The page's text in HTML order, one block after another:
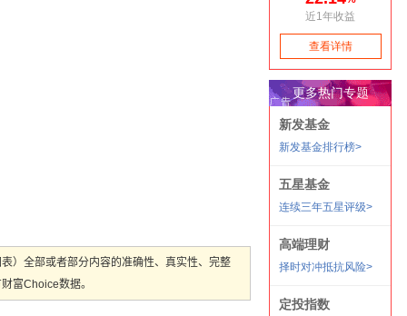
）全部或者部分内容的准确性、真实性、完整
富Choice数据。